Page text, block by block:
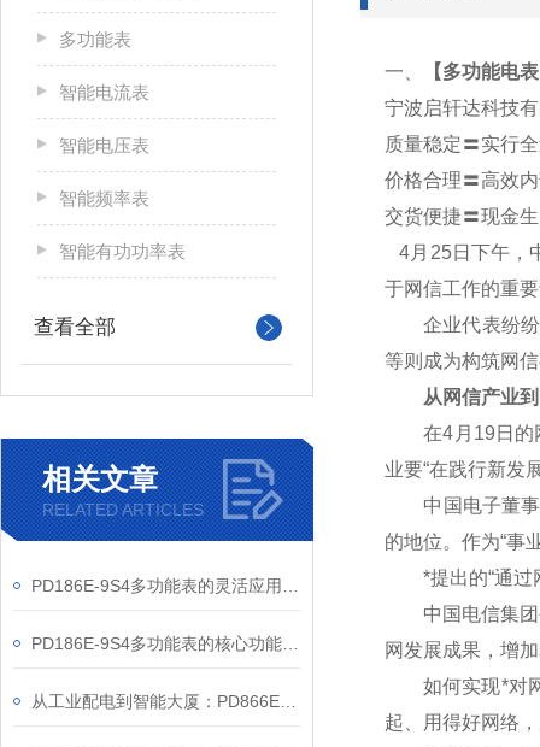
多功能表
智能电流表
智能电压表
智能频率表
智能有功功率表
查看全部
相关文章
RELATED ARTICLES
一、 【多功能电
宁波启轩达科技
质量稳定〓实行
价格合理〓高效
交货便捷〓现金
4月25日下午，
于网信工作的重
企业代表纷纷表
等则成为构筑网
从网信产业到
在4月19日的网
业要“在践行新发
中国电子董事长
的地位。作为“事
*提出的“通过网
中国电信集团公
网发展成果，增
如何实现*对网
起、用得好网络